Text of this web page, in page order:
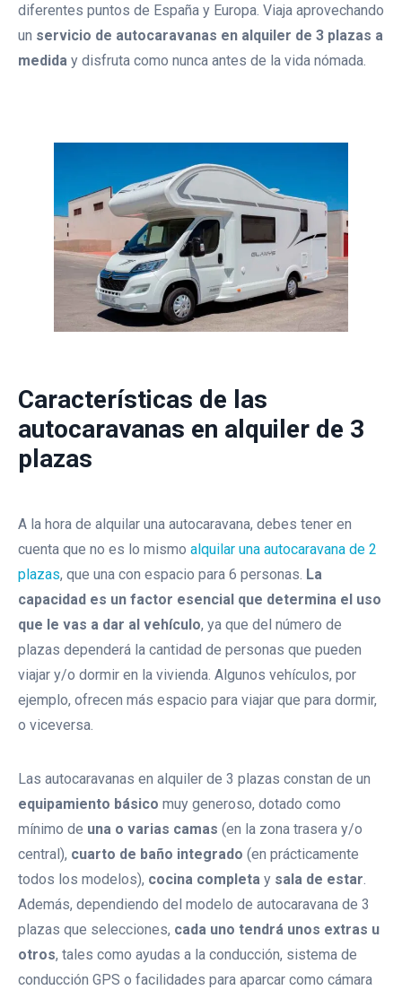
Plazas Mclouis Glamys 326
Autocaravana De Alquiler
diferentes puntos de España y Europa. Viaja aprovechando
un servicio de autocaravanas en alquiler de 3 plazas a
medida y disfruta como nunca antes de la vida nómada.
Características de las
autocaravanas en alquiler de 3
plazas
A la hora de alquilar una autocaravana, debes tener en
cuenta que no es lo mismo alquilar una autocaravana de 2
plazas, que una con espacio para 6 personas. La
capacidad es un factor esencial que determina el uso
que le vas a dar al vehículo, ya que del número de
plazas dependerá la cantidad de personas que pueden
viajar y/o dormir en la vivienda. Algunos vehículos, por
ejemplo, ofrecen más espacio para viajar que para dormir,
o viceversa.
Las autocaravanas en alquiler de 3 plazas constan de un
equipamiento básico muy generoso, dotado como
mínimo de una o varias camas (en la zona trasera y/o
central), cuarto de baño integrado (en prácticamente
todos los modelos), cocina completa y sala de estar.
Además, dependiendo del modelo de autocaravana de 3
plazas que selecciones, cada uno tendrá unos extras u
otros, tales como ayudas a la conducción, sistema de
conducción GPS o facilidades para aparcar como cámara